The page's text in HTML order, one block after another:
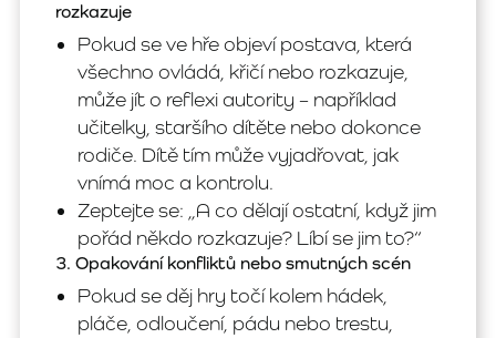
rozkazuje
Pokud se ve hře objeví postava, která
všechno ovládá, křičí nebo rozkazuje,
může jít o reflexi autority – například
učitelky, staršího dítěte nebo dokonce
rodiče. Dítě tím může vyjadřovat, jak
vnímá moc a kontrolu.
Zeptejte se: „A co dělají ostatní, když jim
pořád někdo rozkazuje? Líbí se jim to?“
3. Opakování konfliktů nebo smutných scén
Pokud se děj hry točí kolem hádek,
pláče, odloučení, pádu nebo trestu,